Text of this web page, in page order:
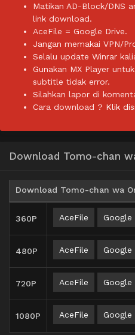
Matikan AD-Block/DNS
link download.
AceFile = Google Drive.
Jangan memakai VPN/
Selalu update Winrar
Gunakan MX Player
subtitle tidak error.
Silahkan lapor di
Cara download ? Klik
Download Tomo-chan
360P AceFile Google
480P AceFile Google
720P AceFile Google
1080P AceFile Google